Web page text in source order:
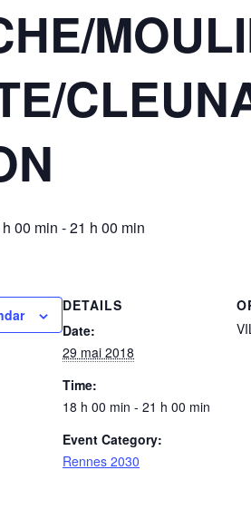
00 min -21 h 00 min
DETAILS
Date:
29 mai 2018
Time:
18 h 00 min - 21 h 00 min
Event Category:
Rennes 2030